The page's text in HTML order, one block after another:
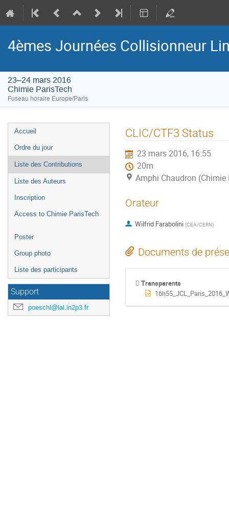
4èmes Journées Collisionneur
23–24 mars 2016
Chimie ParisTech
Fuseau horaire Europe/Paris
Menu
de
l'événement
Accueil
Ordre du jour
Liste des Contributions
Liste des Auteurs
Inscription
Access to Chimie ParisTech
Poster
Group photo
Liste des participants
Support
poeschl@lal.in2p3.fr
CLIC/CTF3 Status
23 mars 2016, 16:55
20m
Amphi Chaudron (Chimie
Orateur
Wilfrid Farabolini (CEA/CERN)
Documents de
Transparents